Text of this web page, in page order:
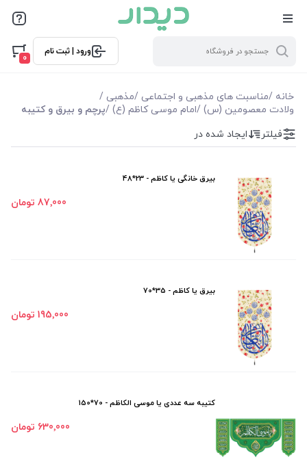
ورود | ثبت نام
0
خانه /مناسبت های مذهبی و اجتماعی /مذهبی /
ولادت معصومین (س) /امام موسی کاظم (ع) /پرچم و بیرق و کتیبه
فیلتر بر اساس قیمت
فیلترها
نمایش همه محصولات
فیلتر ایجاد شده در
بیرق خانگی یا کاظم - 23*48
87٬000 تومان
بیرق یا کاظم - 35*70
195٬000 تومان
کتیبه سه عددی یا موسی الکاظم - 70*150
630٬000 تومان